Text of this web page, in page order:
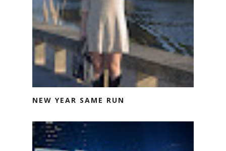
NEW YEAR SAME RUN